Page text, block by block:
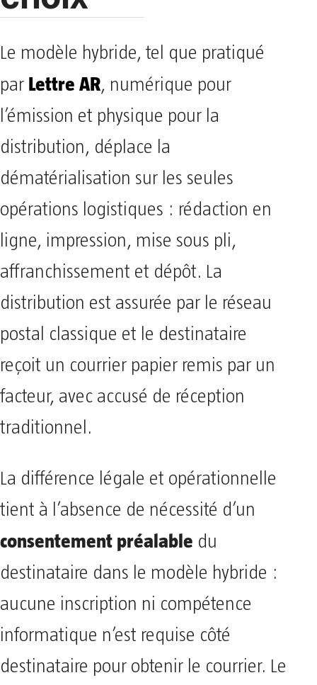
Le modèle hybride, tel que pratiqué
par Lettre AR, numérique pour
l’émission et physique pour la
distribution, déplace la
dématérialisation sur les seules
opérations logistiques : rédaction en
ligne, impression, mise sous pli,
affranchissement et dépôt. La
distribution est assurée par le réseau
postal classique et le destinataire
reçoit un courrier papier remis par un
facteur, avec accusé de réception
traditionnel.
La différence légale et opérationnelle
tient à l’absence de nécessité d’un
consentement préalable du
destinataire dans le modèle hybride :
aucune inscription ni compétence
informatique n’est requise côté
destinataire pour obtenir le courrier. Le